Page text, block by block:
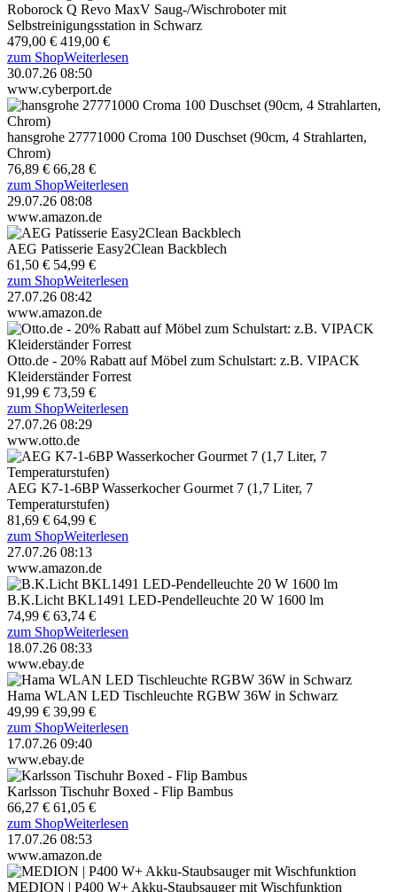
Roborock Q Revo MaxV Saug-/Wischroboter mit
Selbstreinigungsstation in Schwarz
479,00 € 419,00 €
zum ShopWeiterlesen
30.07.26 08:50
www.cyberport.de
hansgrohe 27771000 Croma 100 Duschset (90cm, 4 Strahlarten,
Chrom)
76,89 € 66,28 €
zum ShopWeiterlesen
29.07.26 08:08
www.amazon.de
AEG Patisserie Easy2Clean Backblech
61,50 € 54,99 €
zum ShopWeiterlesen
27.07.26 08:42
www.amazon.de
Otto.de - 20% Rabatt auf Möbel zum Schulstart: z.B. VIPACK
Kleiderständer Forrest
91,99 € 73,59 €
zum ShopWeiterlesen
27.07.26 08:29
www.otto.de
AEG K7-1-6BP Wasserkocher Gourmet 7 (1,7 Liter, 7
Temperaturstufen)
81,69 € 64,99 €
zum ShopWeiterlesen
27.07.26 08:13
www.amazon.de
B.K.Licht BKL1491 LED-Pendelleuchte 20 W 1600 lm
74,99 € 63,74 €
zum ShopWeiterlesen
18.07.26 08:33
www.ebay.de
Hama WLAN LED Tischleuchte RGBW 36W in Schwarz
49,99 € 39,99 €
zum ShopWeiterlesen
17.07.26 09:40
www.ebay.de
Karlsson Tischuhr Boxed - Flip Bambus
66,27 € 61,05 €
zum ShopWeiterlesen
17.07.26 08:53
www.amazon.de
MEDION | P400 W+ Akku-Staubsauger mit Wischfunktion